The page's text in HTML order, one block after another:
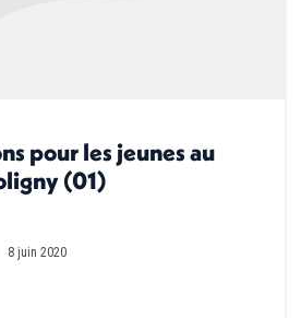
pour les jeunes au
(01)
8 juin 2020